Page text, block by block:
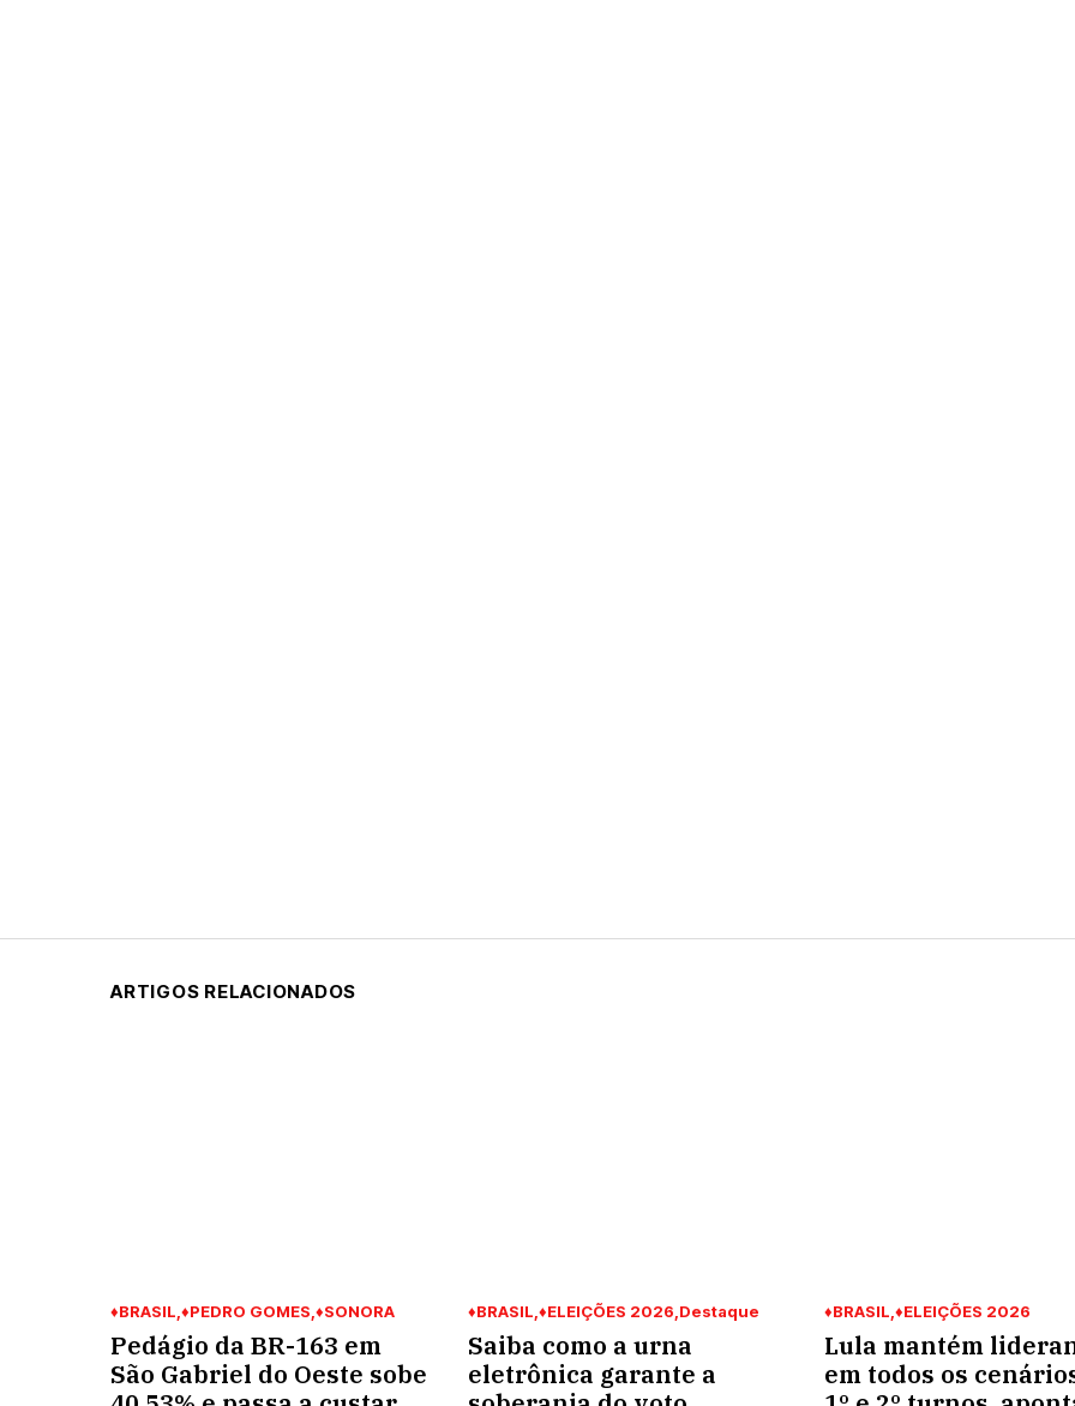
ARTIGOS RELACIONADOS
♦BRASIL ♦PEDRO GOMES ♦SONORA
Pedágio da BR-163 em
São Gabriel do Oeste sobe
♦BRASIL ♦ELEIÇÕES 2026 Destaque
Saiba como a urna
eletrônica garante a
♦BRASIL ♦ELEIÇÕES 2026
Lula mantém
em todos os